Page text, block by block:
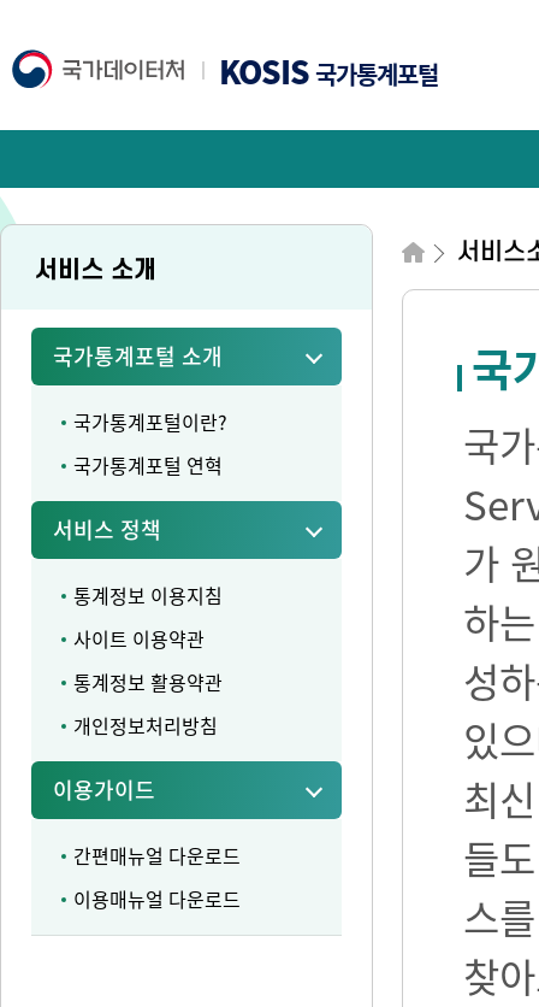
KOSIS국가통계포털
서비스 소개
국가통계포털 소개
국가통계포털이란?
국가통계포털 연혁
서비스 정책
통계정보 이용지침
사이트 이용약관
통계정보 활용약관
개인정보처리방침
이용가이드
간편매뉴얼 다운로드
이용매뉴얼 다운로드
서비스
국
국
가
하
성
있
최
들
스
찾